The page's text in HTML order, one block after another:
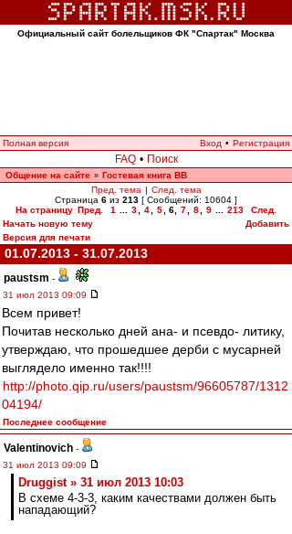
Официальный сайт болельщиков ФК "Спартак" Москва
Полная версия Вход • Регистрация
FAQ • Поиск
Общение на сайте » Гостевая книга ВВ
Пред. тема | След. тема
Страница 6 из 213 [ Сообщений: 10604 ]
На страницу Пред. 1 3 4 5 6 7 8 9 213
След.
Начать новую тему
Добавить
Версия для печати
01.07.2013 - 31.07.2013
paustsm -
31 июл 2013 09:09
Всем привет!
Почитав несколько дней ана- и псевдо- литику,
утверждаю, что прошедшее дерби с мусарней
выглядело именно так!!!!
http://photo.qip.ru/users/paustsm/96605787/1312
04194/
Последнее сообщение
Valentinovich -
31 июл 2013 09:09
Druggist » 31 июл 2013 10:03
В схеме 4-3-3, каким качествами должен быть
нападающий?